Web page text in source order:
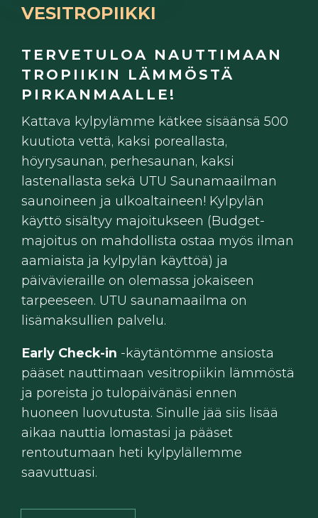
VESITROPIIKKI
TERVETULOA NAUTTIMAAN
TROPIIKIN LÄMMÖSTÄ
PIRKANMAALLE!
Kattava kylpylämme kätkee sisäänsä 500
kuutiota vettä, kaksi poreallasta,
höyrysaunan, perhesaunan, kaksi
lastenallasta sekä UTU Saunamaailman
saunoineen ja ulkoaltaineen! Kylpylän
käyttö sisältyy majoitukseen (Budget-
majoitus on mahdollista ostaa myös ilman
aamiaista ja kylpylän käyttöä) ja
päivävieraille on olemassa jokaiseen
tarpeeseen. UTU saunamaailma on
lisämaksullien palvelu.
Early Check-in -käytäntömme ansiosta
pääset nauttimaan vesitropiikin lämmöstä
ja poreista jo tulopäivänäsi ennen
huoneen luovutusta. Sinulle jää siis lisää
aikaa nauttia lomastasi ja pääset
rentoutumaan heti kylpylällemme
saavuttuasi.